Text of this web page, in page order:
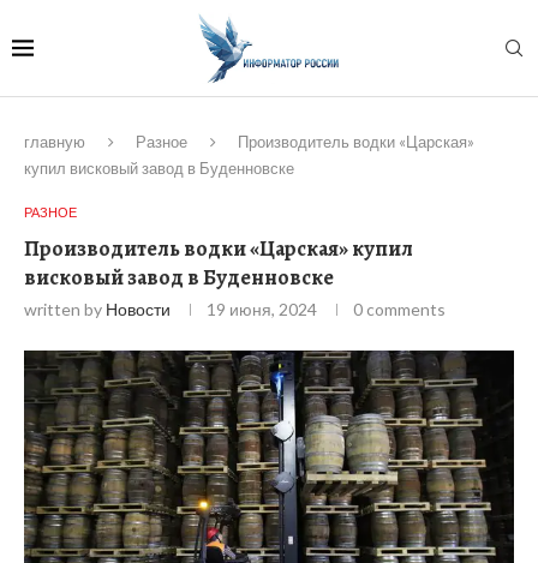
главную Разное
Производитель водки «Царская»
купил висковый завод в Буденновске
РАЗНОЕ
Производитель водки «Царская» купил
висковый завод в Буденновске
written by Новости 19 июня, 2024 0 comments